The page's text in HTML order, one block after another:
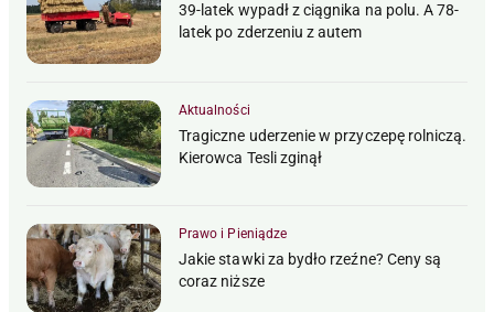
39-latek wypadł z ciągnika na polu. A 78-
latek po zderzeniu z autem
Aktualności
Tragiczne uderzenie w przyczepę rolniczą.
Kierowca Tesli zginął
Prawo i Pieniądze
Jakie stawki za bydło rzeźne? Ceny są
coraz niższe